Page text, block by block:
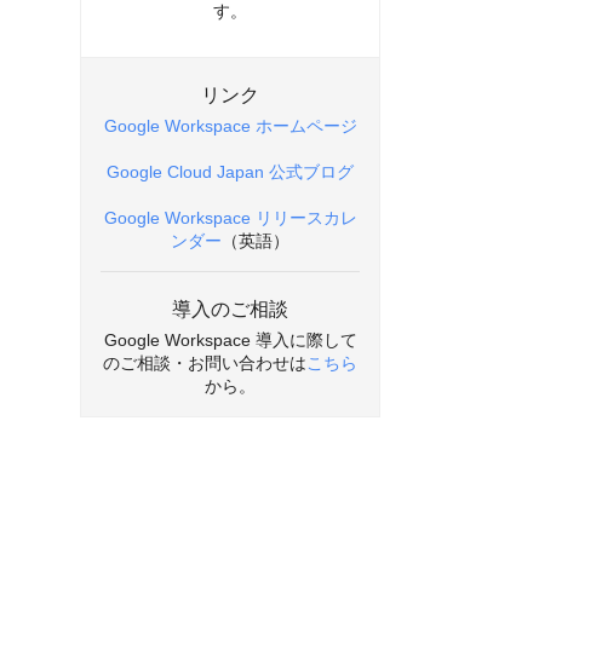
す。
リンク
Google Workspace ホームページ
Google Cloud Japan 公式ブログ
Google Workspace リリースカレ
ンダー （英語）
導入のご相談
Google Workspace 導入に際して
のご相談・お問い合わせはこちら
から。